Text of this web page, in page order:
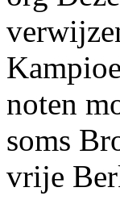
noten
soms
vrije